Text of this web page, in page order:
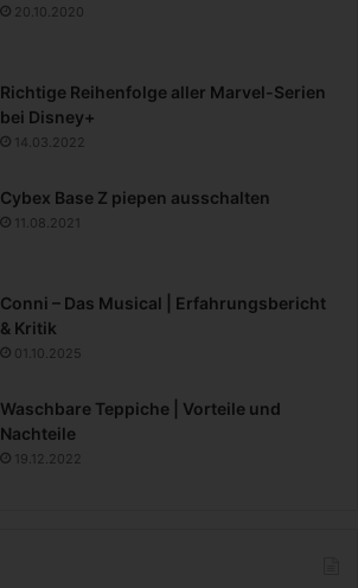
20.10.2020
Richtige Reihenfolge aller Marvel-Serien
bei Disney+
14.03.2022
Cybex Base Z piepen ausschalten
11.08.2021
Conni – Das Musical | Erfahrungsbericht
& Kritik
01.10.2025
Waschbare Teppiche | Vorteile und
Nachteile
19.12.2022